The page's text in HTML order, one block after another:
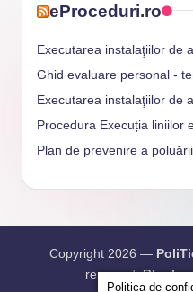
eProceduri.ro
Executarea instalaţiilor de
Ghid evaluare personal -
Executarea instalaţiilor de
Procedura Execuția liniilor
Plan de prevenire a
Copyright 2026 —
reserved.
Politica de